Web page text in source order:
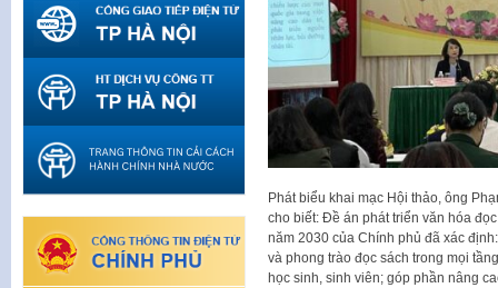
Phát biểu khai mạc Hội thảo, ông
cho biết: Đề án phát triển văn hóa
năm 2030 của Chính phủ đã xác
và phong trào đọc sách trong mọi
học sinh, sinh viên; góp phần nâng